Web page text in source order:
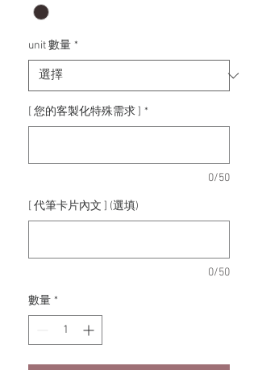
unit 數量 *
[ 您的客製化特殊需求 ] *
0/50
[ 代筆卡片內文 ] (選填)
0/50
數量 *